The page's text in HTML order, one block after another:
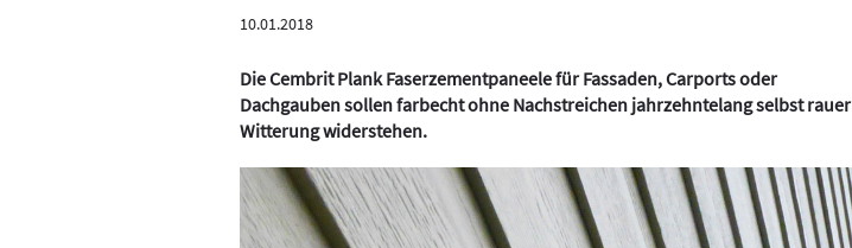
10.01.2018
Die Cembrit Plank Faserzementpaneele für Fassaden, Carports oder
Dachgauben sollen farbecht ohne Nachstreichen jahrzehntelang selbst rauer
Witterung widerstehen.